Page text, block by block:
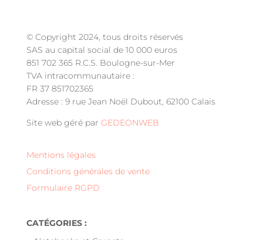
1,85 €
© Copyright 2024, tous droits réservés
SAS au capital social de 10 000 euros
851 702 365 R.C.S. Boulogne-sur-Mer
TVA intracommunautaire :
FR 37 851702365
Adresse : 9 rue Jean Noël Dubout, 62100 Calais
Site web géré par GEDEONWEB
Mentions légales
Conditions générales de vente
Formulaire RGPD
CATÉGORIES :